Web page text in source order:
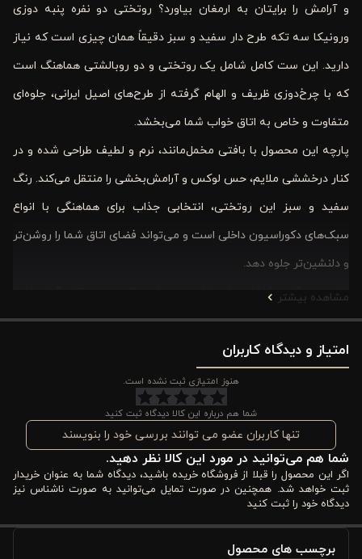
و آرامش را برایتان به ارمغان بیاورد؟ روتختی دو نفره پنبه‌ دوزی
ورونیکا سه تکه طرح ‌دار سفید و سبز دقیقاً همان چیزی است که نیاز
دارید. این ست کامل شامل یک روتختی و دو روبالشتی هماهنگ است
که با چرخ‌دوزی ظریف و الهام گرفته از طرح‌های اصیل ایرانی، جلوه‌ای
متفاوت و خاص به اتاق خواب شما می‌بخشد.
پارچه‌ این محصول با بافتی مخمل‌مانند، نرم و لطیف طراحی شده و در
کنار درخششی ملایم، حس لوکس و آرامش‌بخشی را منتقل می‌کند. رنگ
سفید و سبز این روتختی، انتخابی جذاب برای هماهنگی با انواع
سبک‌های دکوراسیون داخلی است و می‌تواند فضای اتاق شما را روشن‌تر
و دلنشین‌تر جلوه دهد.
می‌شود بتوانید آن را به‌صورت روزمره استفاده کنید، بدون نگرانی از
تغییر کیفیت و زیبایی. اگر به دنبال یک انتخاب شیک، بادوام و
کاربردی هستید، روتختی پنبه‌ دوزی ورونیکا سه تکه بهترین همراه
برای اتاق خواب شماست؛ ترکیبی از اصالت، زیبایی و راحتی در یک
مشخصات فنی روتختی دو نفره ورونیکا سه تکه طرح دار سفید
سبز
ابعاد استاندارد و کاربردی:
مشاهده بیشتر
امتیاز و دیدگاه کاربران
هنوز امتیازی ثبت نشده است.
شما هم درباره این کالا دیدگاه ثبت کنید
تنها کاربران عضو می توانند بررسی خود را بنویسند
شما هم می‌توانید در مورد این کالا نظر دهید.
اگر این محصول را قبلا از فروشگاه خریده باشید، دیدگاه شما به عنوان خریدار
ثبت خواهد شد. همچنین در صورت تمایل می‌توانید به صورت ناشناس نیز
دیدگاه خود را ثبت کنید
برچسب های محصول